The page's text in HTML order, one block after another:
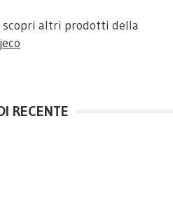
scopri altri prodotti della
RECENTE